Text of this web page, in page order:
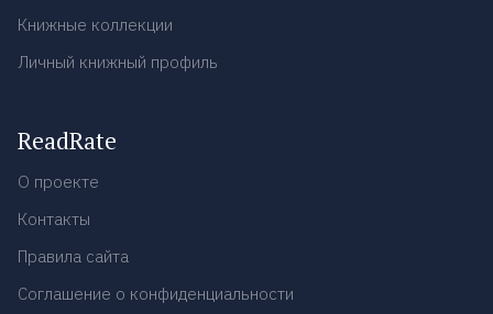
Книжные коллекции
Личный книжный профиль
ReadRate
О проекте
Контакты
Правила сайта
Соглашение о конфиденциальности